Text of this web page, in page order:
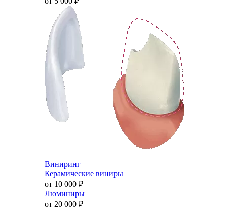
Виниринг
Керамические виниры
от 10 000 ₽
Люминиры
от 20 000 ₽